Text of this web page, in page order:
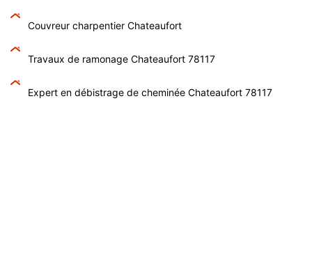
Couvreur charpentier Chateaufort
Travaux de ramonage Chateaufort 78117
Expert en débistrage de cheminée Chateaufort 78117